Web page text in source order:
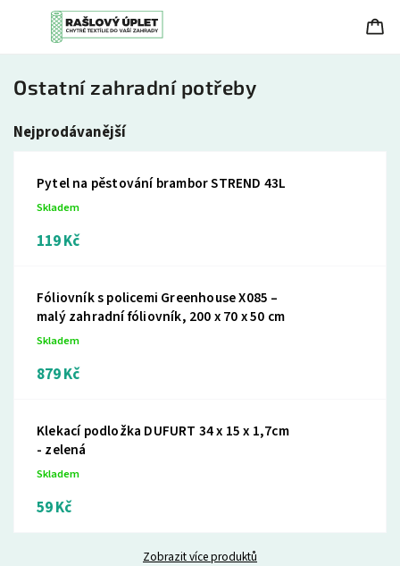
Ostatní zahradní potřeby
Nejprodávanější
Pytel na pěstování brambor STREND 43L
Skladem
119 Kč
Fóliovník s policemi Greenhouse X085 –
malý zahradní fóliovník, 200 x 70 x 50 cm
Skladem
879 Kč
Klekací podložka DUFURT 34 x 15 x 1,7cm
- zelená
Skladem
59 Kč
Zobrazit více produktů